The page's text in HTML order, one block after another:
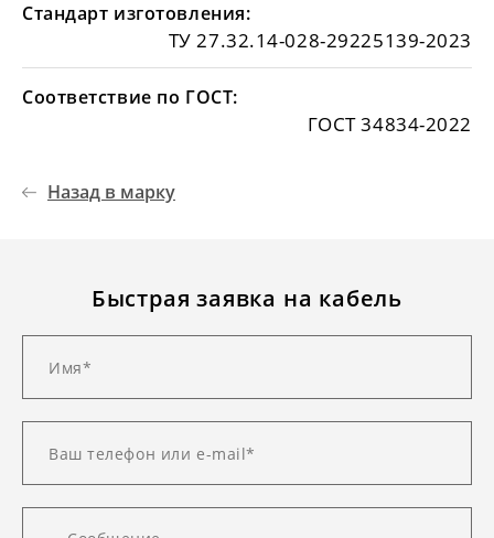
Стандарт изготовления:
ТУ 27.32.14-028-29225139-2023
Соответствие по ГОСТ:
ГОСТ 34834-2022
Назад в марку
Быстрая заявка на кабель